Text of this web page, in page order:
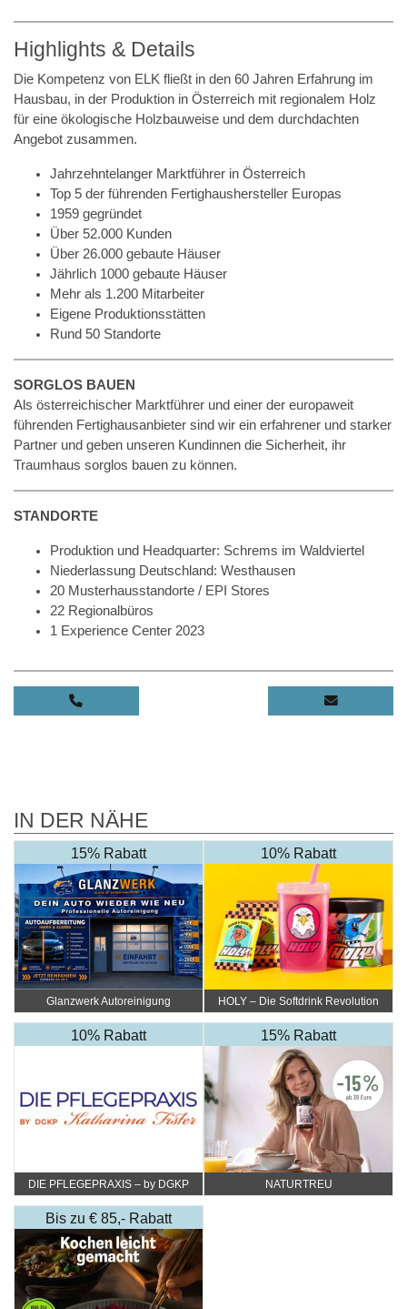
Highlights & Details
Die Kompetenz von ELK fließt in den 60 Jahren Erfahrung im
Hausbau, in der Produktion in Österreich mit regionalem Holz
für eine ökologische Holzbauweise und dem durchdachten
Angebot zusammen.
Jahrzehntelanger Marktführer in Österreich
Top 5 der führenden Fertighaushersteller Europas
1959 gegründet
Über 52.000 Kunden
Über 26.000 gebaute Häuser
Jährlich 1000 gebaute Häuser
Mehr als 1.200 Mitarbeiter
Eigene Produktionsstätten
Rund 50 Standorte
SORGLOS BAUEN
Als österreichischer Marktführer und einer der europaweit
führenden Fertighausanbieter sind wir ein erfahrener und starker
Partner und geben unseren Kundinnen die Sicherheit, ihr
Traumhaus sorglos bauen zu können.
STANDORTE
Produktion und Headquarter: Schrems im Waldviertel
Niederlassung Deutschland: Westhausen
20 Musterhausstandorte / EPI Stores
22 Regionalbüros
1 Experience Center 2023
IN DER NÄHE
15% Rabatt
Glanzwerk Autoreinigung
10% Rabatt
HOLY – Die Softdrink Revolution
10% Rabatt
DIE PFLEGEPRAXIS – by DGKP
15% Rabatt
NATURTREU
Bis zu € 85,- Rabatt